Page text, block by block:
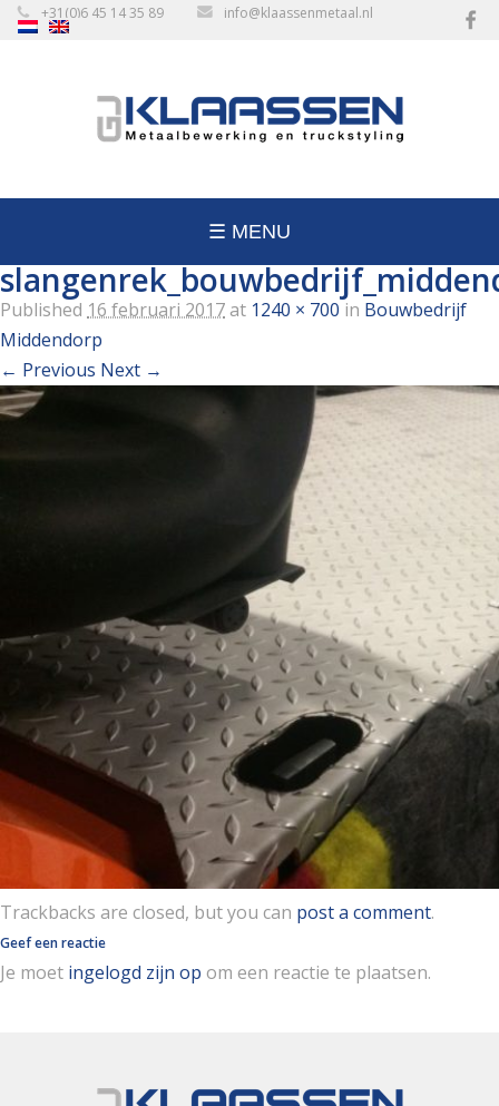
+31(0)6 45 14 35 89 info@klaassenmetaal.nl
☰ MENU
Published 16 februari 2017at 1240 × 700 in Bouwbedrijf
Middendorp
← Previous Next →
Trackbacks are closed, but you can post a comment.
Geef een reactie
Je moet ingelogd zijn op om een reactie te plaatsen.